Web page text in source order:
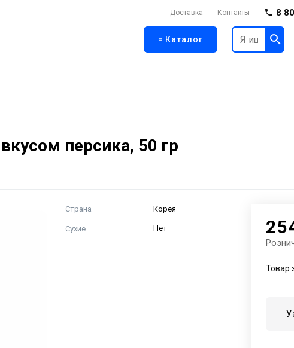
Доставка Контакты 8
Каталог
персика, 50 гр
Страна Корея
Сухие Нет
Товар